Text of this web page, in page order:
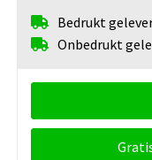
Bedrukt
Onbedrukt